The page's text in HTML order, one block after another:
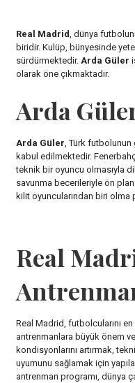
Real Madrid , dünya
biridir. Kulüp, bünyesinde
sürdürmektedir. Arda Güler
olarak öne çıkmaktadır.
Arda
Arda Güler, Türk futbolunun
kabul edilmektedir.
teknik bir oyuncu olmasıyla
savunma becerileriyle ön
kilit oyuncularından biri
Real
Real Madrid, futbolcularını
antrenmanlara büyük önem
kondisyonlarını artırmak,
uyumunu sağlamak için
antrenman programı, dünya